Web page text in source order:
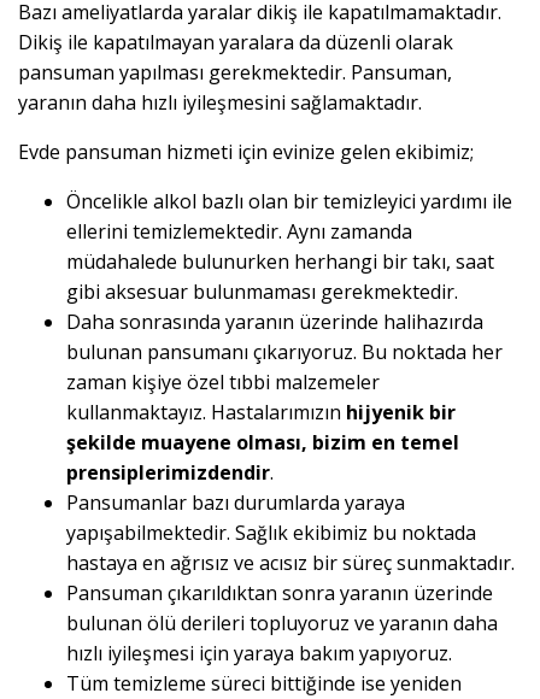
Bazı ameliyatlarda yaralar dikiş ile kapatılmamaktadır.
Dikiş ile kapatılmayan yaralara da düzenli olarak
pansuman yapılması gerekmektedir. Pansuman,
yaranın daha hızlı iyileşmesini sağlamaktadır.
Evde pansuman hizmeti için evinize gelen ekibimiz;
Öncelikle alkol bazlı olan bir temizleyici yardımı ile
ellerini temizlemektedir. Aynı zamanda
müdahalede bulunurken herhangi bir takı, saat
gibi aksesuar bulunmaması gerekmektedir.
Daha sonrasında yaranın üzerinde halihazırda
bulunan pansumanı çıkarıyoruz. Bu noktada her
zaman kişiye özel tıbbi malzemeler
kullanmaktayız. Hastalarımızın hijyenik bir
şekilde muayene olması, bizim en temel
prensiplerimizdendir.
Pansumanlar bazı durumlarda yaraya
yapışabilmektedir. Sağlık ekibimiz bu noktada
hastaya en ağrısız ve acısız bir süreç sunmaktadır.
Pansuman çıkarıldıktan sonra yaranın üzerinde
bulunan ölü derileri topluyoruz ve yaranın daha
hızlı iyileşmesi için yaraya bakım yapıyoruz.
Tüm temizleme süreci bittiğinde ise yeniden